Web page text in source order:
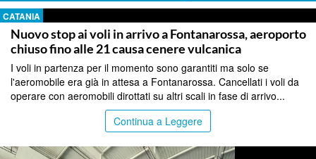
CATANIA
Nuovo stop ai voli in arrivo a Fontanarossa, aeroporto
chiuso fino alle 21 causa cenere vulcanica
I voli in partenza per il momento sono garantiti ma solo se
l'aeromobile era già in attesa a Fontanarossa. Cancellati i voli da
operare con aeromobili dirottati su altri scali in fase di arrivo...
Continua a Leggere